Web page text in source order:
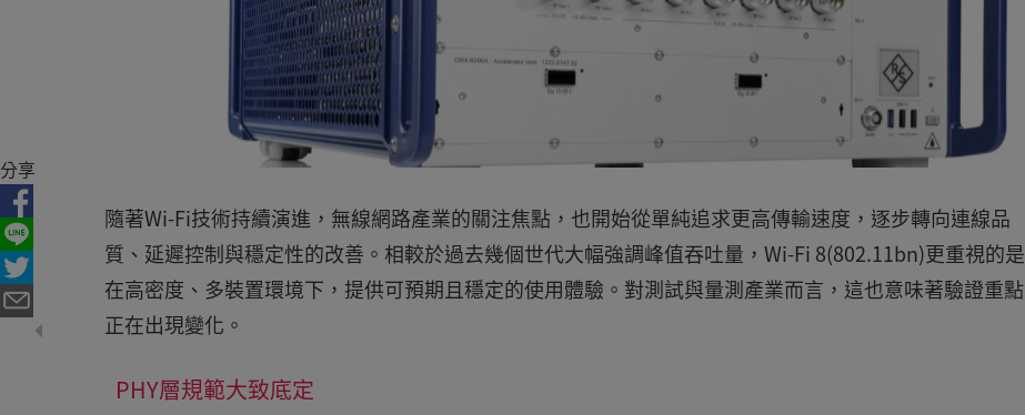
隨著Wi-Fi技術持續演進，無線網路產業的關注焦點，也開始從單純追求更高傳輸速度，逐步轉向連線品
質、延遲控制與穩定性的改善。相較於過去幾個世代大幅強調峰值吞吐量，Wi-Fi 8(802.11bn)更重視的是
在高密度、多裝置環境下，提供可預期且穩定的使用體驗。對測試與量測產業而言，這也意味著驗證重點
正在出現變化。
PHY層規範大致底定
分享